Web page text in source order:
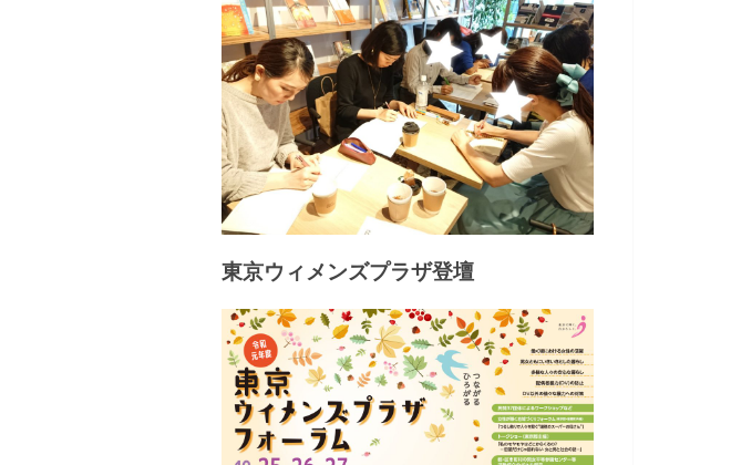
東京ウィメンズプラザ登壇